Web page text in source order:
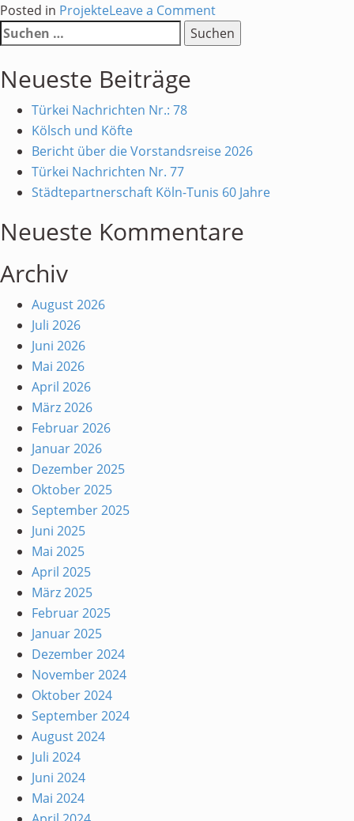
Posted in ProjekteLeave a Commenton
Schüler/innen-
Austausch
Suchen
nach:
Neueste Beiträge
Türkei Nachrichten Nr.: 78
Kölsch und Köfte
Bericht über die Vorstandsreise 2026
Türkei Nachrichten Nr. 77
Städtepartnerschaft Köln-Tunis 60 Jahre
Neueste Kommentare
Archiv
August 2026
Juli 2026
Juni 2026
Mai 2026
April 2026
März 2026
Februar 2026
Januar 2026
Dezember 2025
Oktober 2025
September 2025
Juni 2025
Mai 2025
April 2025
März 2025
Februar 2025
Januar 2025
Dezember 2024
November 2024
Oktober 2024
September 2024
August 2024
Juli 2024
Juni 2024
Mai 2024